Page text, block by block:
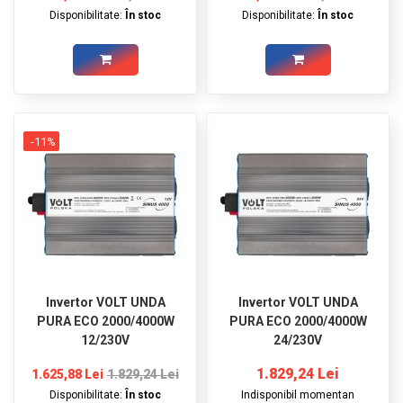
Disponibilitate: În stoc Disponibilitate: În stoc
-11%
Invertor VOLT UNDA
PURA ECO 2000/4000W
12/230V
1.625,88 Lei 1.829,24 Lei
Disponibilitate: În stoc
Invertor VOLT UNDA
PURA ECO 2000/4000W
24/230V
1.829,24 Lei
Indisponibil momentan